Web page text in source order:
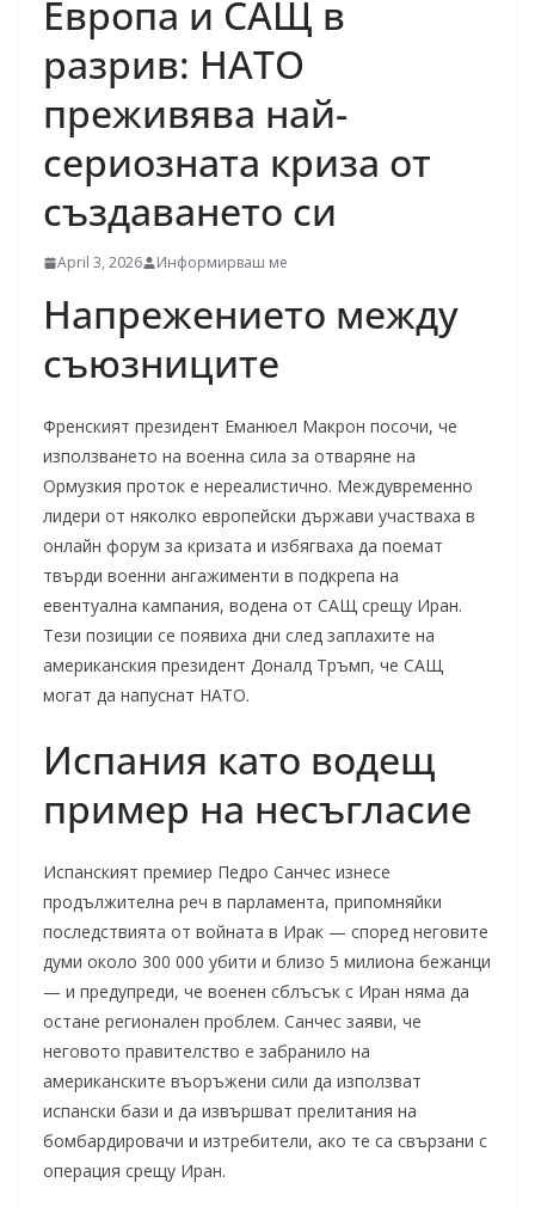
Европа и САЩ в
разрив: НАТО
преживява най-
сериозната криза от
създаването си
April 3, 2026 Информирваш ме
Напрежението между
съюзниците
Френският президент Еманюел Макрон посочи, че
използването на военна сила за отваряне на
Ормузкия проток е нереалистично. Междувременно
лидери от няколко европейски държави участваха в
онлайн форум за кризата и избягваха да поемат
твърди военни ангажименти в подкрепа на
евентуална кампания, водена от САЩ срещу Иран.
Тези позиции се появиха дни след заплахите на
американския президент Доналд Тръмп, че САЩ
могат да напуснат НАТО.
Испания като водещ
пример на несъгласие
Испанският премиер Педро Санчес изнесе
продължителна реч в парламента, припомняйки
последствията от войната в Ирак — според неговите
думи около 300 000 убити и близо 5 милиона бежанци
— и предупреди, че военен сблъсък с Иран няма да
остане регионален проблем. Санчес заяви, че
неговото правителство е забранило на
американските въоръжени сили да използват
испански бази и да извършват прелитания на
бомбардировачи и изтребители, ако те са свързани с
операция срещу Иран.